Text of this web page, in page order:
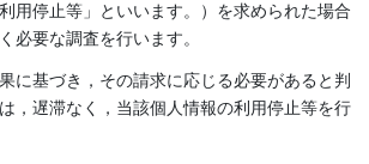
用停止等」といいます。）を求められた場合
必要な調査を行います。
に基づき，その請求に応じる必要があると判
，遅滞なく，当該個人情報の利用停止等を行